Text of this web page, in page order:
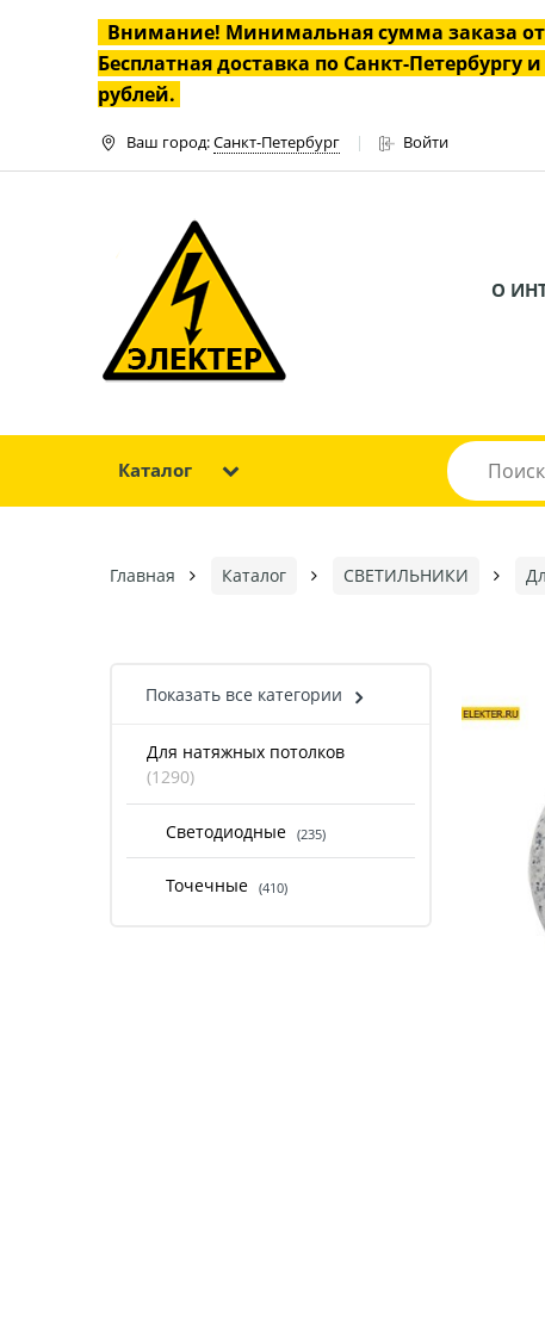
Внимание! Минимальная сумма заказа от
Бесплатная доставка по Санкт-Петербургу
рублей.
Ваш город:Санкт-Петербург Войти
О
Каталог
Главная Каталог СВЕТИЛЬНИКИ
Показать все категории
Для натяжных потолков
(1290)
Светодиодные (235)
Точечные (410)